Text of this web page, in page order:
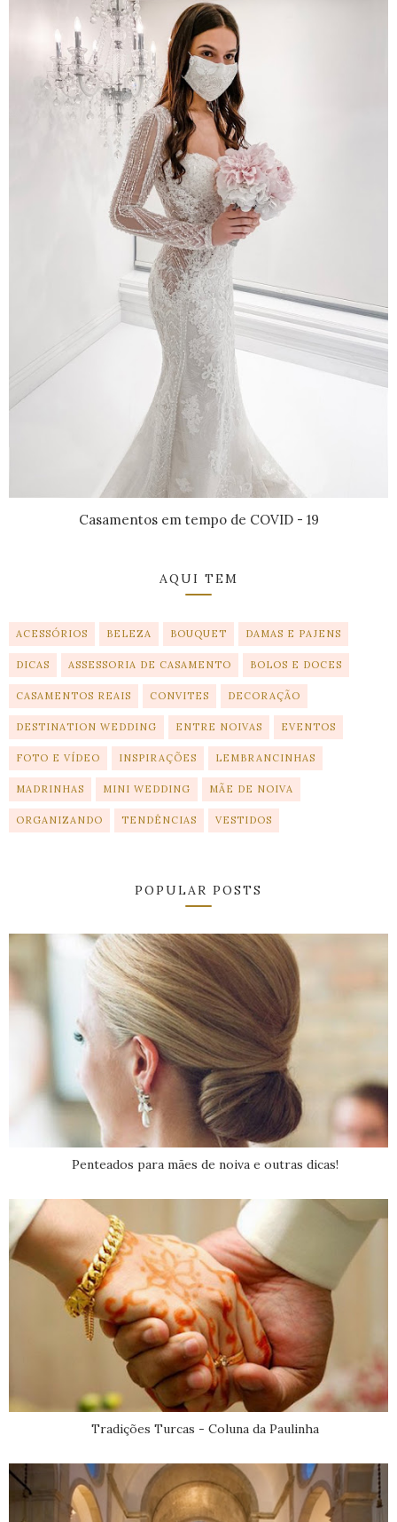
Casamentos em tempo de COVID - 19
AQUI TEM
ACESSÓRIOS BELEZA BOUQUET DAMAS E PAJENS
DICAS ASSESSORIA DE CASAMENTO BOLOS E DOCES
CASAMENTOS REAIS CONVITES DECORAÇÃO
DESTINATION WEDDING ENTRE NOIVAS EVENTOS
FOTO E VÍDEO INSPIRAÇÕES LEMBRANCINHAS
MADRINHAS MINI WEDDING MÃE DE NOIVA
ORGANIZANDO TENDÊNCIAS VESTIDOS
POPULAR POSTS
Penteados para mães de noiva e outras dicas!
Tradições Turcas - Coluna da Paulinha